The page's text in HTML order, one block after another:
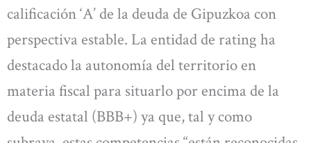
calificación ‘A’ de la deuda de Gipuzkoa con
perspectiva estable. La entidad de rating ha
destacado la autonomía del territorio en
materia fiscal para situarlo por encima de la
deuda estatal (BBB+) ya que, tal y como